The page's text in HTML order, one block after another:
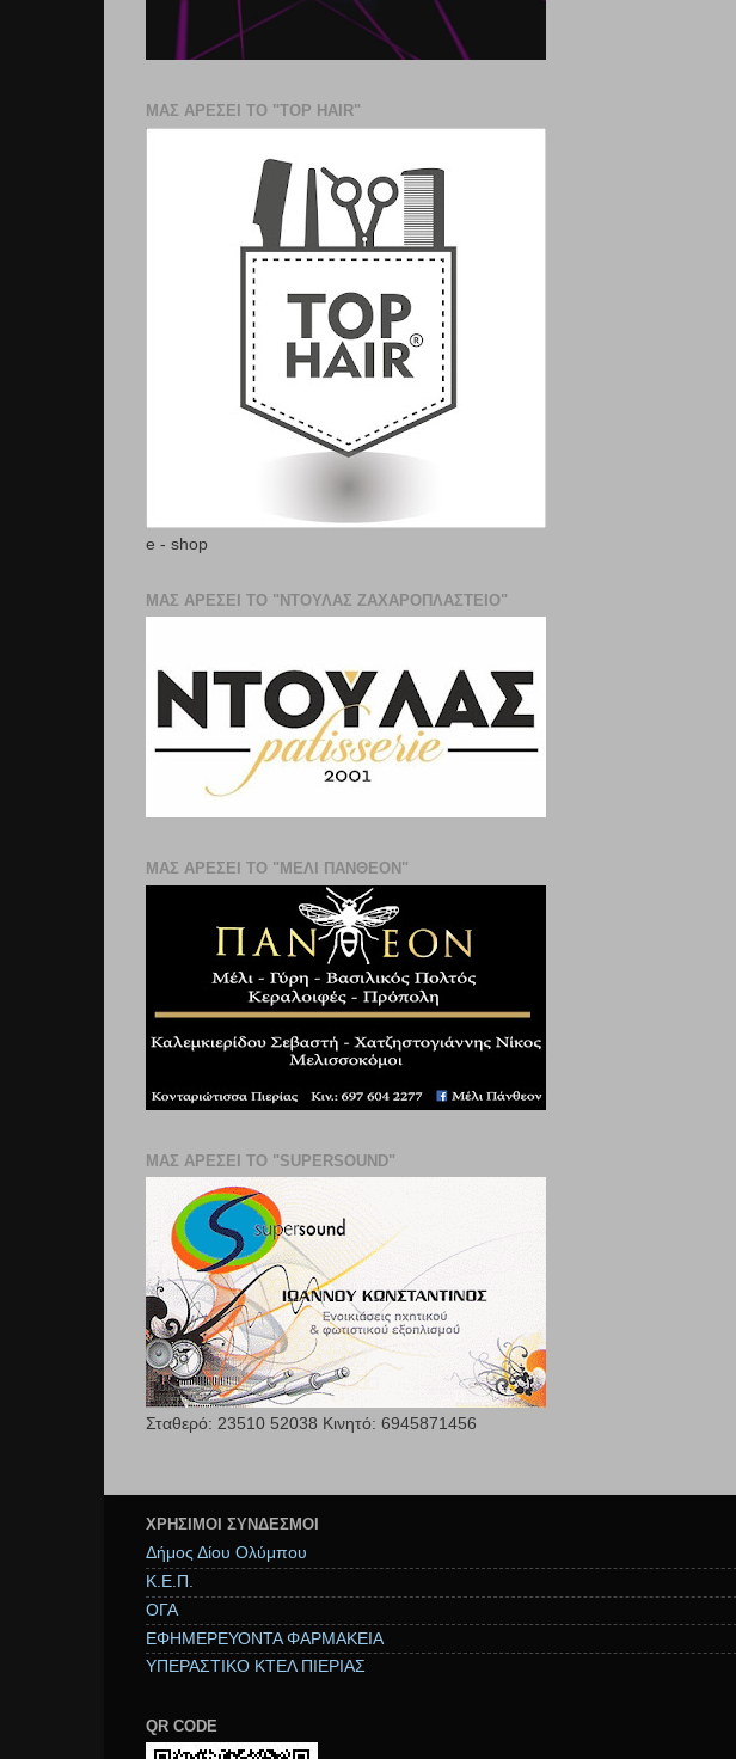
ΜΑΣ ΑΡΕΣΕΙ ΤΟ "TOP HAIR"
e - shop
ΜΑΣ ΑΡΕΣΕΙ ΤΟ "ΝΤΟΥΛΑΣ ΖΑΧΑΡΟΠΛΑΣΤΕΊΟ"
ΜΑΣ ΑΡΕΣΕΙ ΤΟ "ΜΕΛΙ ΠΑΝΘΕΟΝ"
ΜΑΣ ΑΡΕΣΕΙ ΤΟ "SUPERSOUND"
Σταθερό: 23510 52038 Κινητό: 6945871456
ΧΡΉΣΙΜΟΙ ΣΥΝΔΕΣΜΟΙ
Δήμος Δίου Ολύμπου
Κ.Ε.Π.
ΟΓΑ
ΕΦΗΜΕΡΕΥΟΝΤΑ ΦΑΡΜΑΚΕΙΑ
ΥΠΕΡΑΣΤΙΚΟ ΚΤΕΛ ΠΙΕΡΙΑΣ
QR CODE